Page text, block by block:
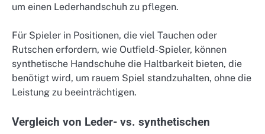
um einen Lederhandschuh zu pflegen.
Für Spieler in Positionen, die viel Tauchen oder
Rutschen erfordern, wie Outfield-Spieler, können
synthetische Handschuhe die Haltbarkeit bieten, die
benötigt wird, um rauem Spiel standzuhalten, ohne die
Leistung zu beeinträchtigen.
Vergleich von Leder- vs. synthetischen